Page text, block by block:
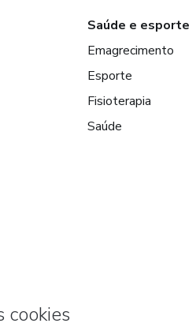
Saúde e esporte
Emagrecimento
Esporte
Fisioterapia
Saúde